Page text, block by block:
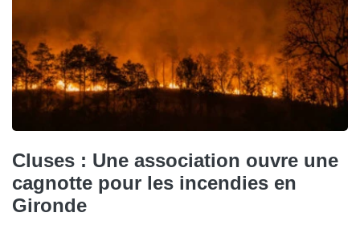
Cluses : Une association ouvre une
cagnotte pour les incendies en
Gironde